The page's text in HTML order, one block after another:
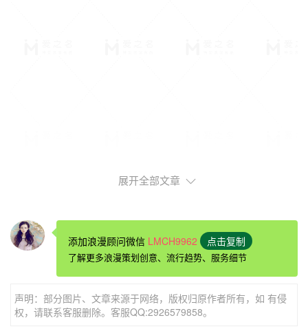
海岸国际旅游度假区
有意思哦，是以浪漫和爱作为主题的东南亚异域风格，所以
说是个不错的求婚地点。用贝壳围成心向女朋友求婚，伴随
着海浪与霞光，试问有哪个女孩会拒绝这么浪漫的求婚
茂名求婚圣地：荷兰花海
展开全部文章
添加浪漫顾问微信 LMCH9962 点击复制
了解更多浪漫策划创意、流行趋势、服务细节
声明：部分图片、文章来源于网络，版权归原作者所有，如 有侵
权，请联系客服删除。客服QQ:2926579858。